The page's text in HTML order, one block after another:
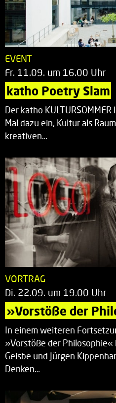
EVENT
Fr. 11.09. um 16.00 Uhr
katho Poetry Slam
Der katho
Mal dazu ein, Kultur als
kreativen…
VORTRAG
Di. 22.09. um 19.00 Uhr
»Vorstöße der
In einem weiteren
»Vorstöße der
Geisbe und Jürgen
Denken…